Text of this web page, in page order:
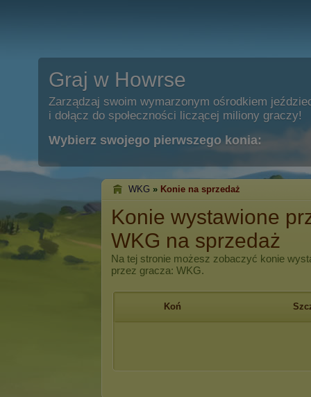
Graj w Howrse
Zarządzaj swoim wymarzonym ośrodkiem
i dołącz do społeczności liczącej miliony graczy!
Wybierz swojego pierwszego konia:
WKG » Konie na sprzedaż
Konie wystawione
WKG na sprzedaż
Na tej stronie możesz zobaczyć konie
przez gracza: WKG.
Koń